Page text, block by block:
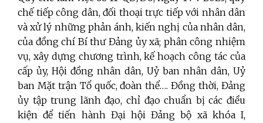
chế tiếp công dân, đối thoại trực tiếp với nhân dân
và xử lý những phản ánh, kiến nghị của nhân dân,
của đồng chí Bí thư Đảng ủy xã; phân công nhiệm
vụ, xây dựng chương trình, kế hoạch công tác của
cấp ủy, Hội đồng nhân dân, Uỷ ban nhân dân, Uỷ
ban Mặt trận Tổ quốc, đoàn thể…. Đồng thời, Đảng
ủy tập trung lãnh đạo, chỉ đạo chuẩn bị các điều
kiện để tiến hành Đại hội Đảng bộ xã khóa I,